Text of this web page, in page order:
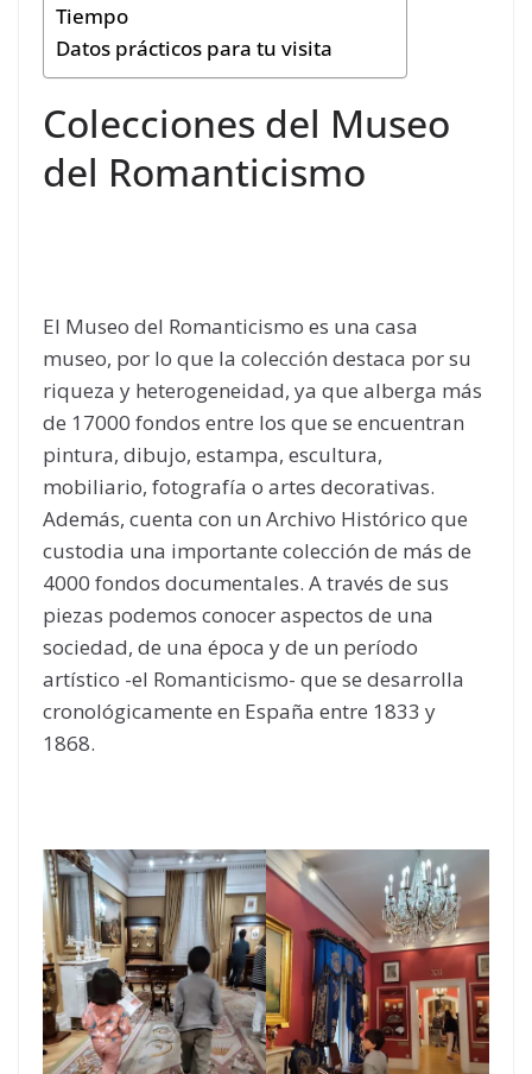
Tiempo
Datos prácticos para tu visita
Colecciones del Museo
del Romanticismo
El Museo del Romanticismo es una casa
museo, por lo que la colección destaca por su
riqueza y heterogeneidad, ya que alberga más
de 17000 fondos entre los que se encuentran
pintura, dibujo, estampa, escultura,
mobiliario, fotografía o artes decorativas.
Además, cuenta con un Archivo Histórico que
custodia una importante colección de más de
4000 fondos documentales. A través de sus
piezas podemos conocer aspectos de una
sociedad, de una época y de un período
artístico -el Romanticismo- que se desarrolla
cronológicamente en España entre 1833 y
1868.